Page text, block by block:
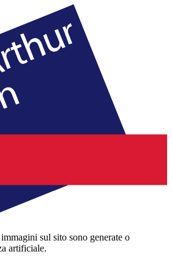
sul sito sono generate o
artificiale.